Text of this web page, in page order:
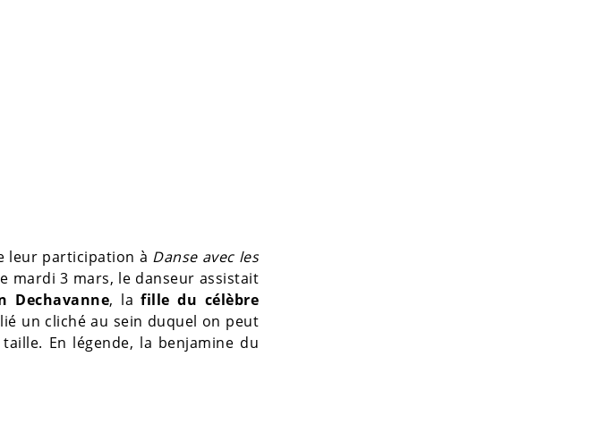
leur participation à Danse avec les
mardi 3 mars, le danseur assistait
Dechavanne, lafille du célèbre
un cliché au sein duquel on peut
En légende, la benjamine du